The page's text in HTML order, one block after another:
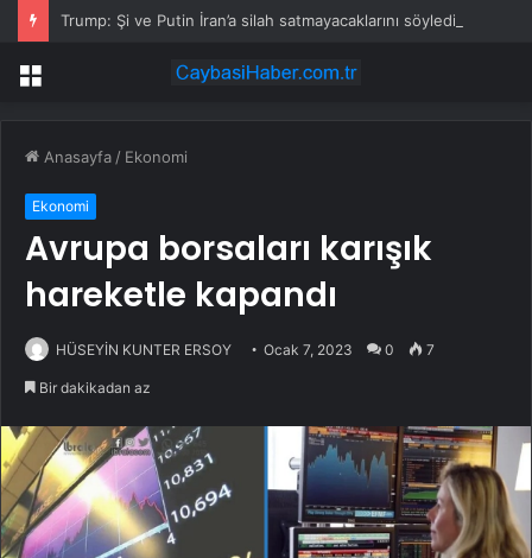
Trump: Şi ve Putin İran’a silah satmayacaklarını söyledi
Menü
Anasayfa / Ekonomi
Ekonomi
Avrupa borsaları karışık
hareketle kapandı
HÜSEYİN KUNTER ERSOY Ocak 7, 2023 0 7
Bir dakikadan az